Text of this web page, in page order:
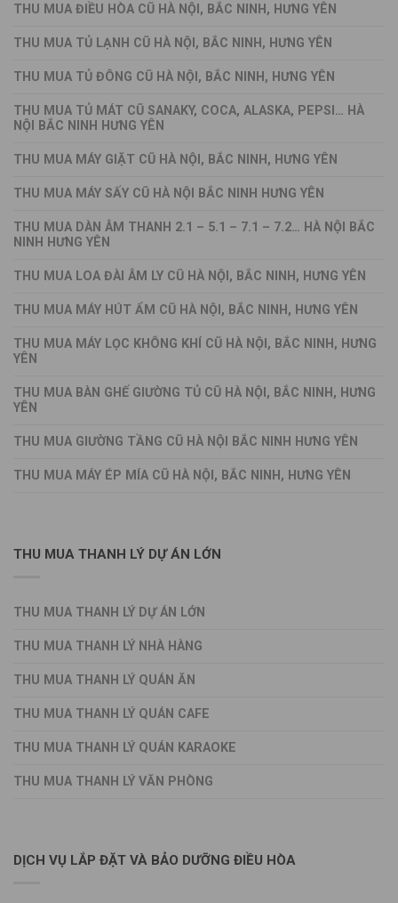
THU MUA ĐIỀU HÒA CŨ HÀ NỘI, BẮC NINH, HƯNG YÊN
THU MUA TỦ LẠNH CŨ HÀ NỘI, BẮC NINH, HƯNG YÊN
THU MUA TỦ ĐÔNG CŨ HÀ NỘI, BẮC NINH, HƯNG YÊN
THU MUA TỦ MÁT CŨ SANAKY, COCA, ALASKA, PEPSI… HÀ
NỘI BẮC NINH HƯNG YÊN
THU MUA MÁY GIẶT CŨ HÀ NỘI, BẮC NINH, HƯNG YÊN
THU MUA MÁY SẤY CŨ HÀ NỘI BẮC NINH HƯNG YÊN
THU MUA DÀN ÂM THANH 2.1 – 5.1 – 7.1 – 7.2… HÀ NỘI BẮC
NINH HƯNG YÊN
THU MUA LOA ĐÀI ÂM LY CŨ HÀ NỘI, BẮC NINH, HƯNG YÊN
THU MUA MÁY HÚT ẨM CŨ HÀ NỘI, BẮC NINH, HƯNG YÊN
THU MUA MÁY LỌC KHÔNG KHÍ CŨ HÀ NỘI, BẮC NINH, HƯNG
YÊN
THU MUA BÀN GHẾ GIƯỜNG TỦ CŨ HÀ NỘI, BẮC NINH, HƯNG
YÊN
THU MUA GIƯỜNG TẦNG CŨ HÀ NỘI BẮC NINH HƯNG YÊN
THU MUA MÁY ÉP MÍA CŨ HÀ NỘI, BẮC NINH, HƯNG YÊN
THU MUA THANH LÝ DỰ ÁN LỚN
THU MUA THANH LÝ DỰ ÁN LỚN
THU MUA THANH LÝ NHÀ HÀNG
THU MUA THANH LÝ QUÁN ĂN
THU MUA THANH LÝ QUÁN CAFE
THU MUA THANH LÝ QUÁN KARAOKE
THU MUA THANH LÝ VĂN PHÒNG
DỊCH VỤ LẮP ĐẶT VÀ BẢO DƯỠNG ĐIỀU HÒA